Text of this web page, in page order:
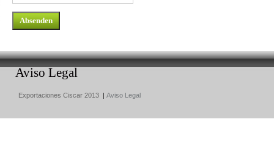
Aviso Legal
Exportaciones Ciscar 2013 | Aviso Legal